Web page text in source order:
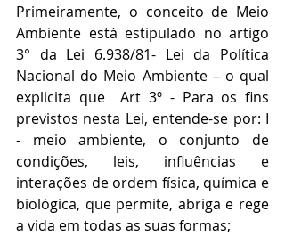
Primeiramente, o conceito de Meio
Ambiente está estipulado no artigo
3° da Lei 6.938/81- Lei da Política
Nacional do Meio Ambiente – o qual
explicita que  Art 3º - Para os fins
previstos nesta Lei, entende-se por: I
- meio ambiente, o conjunto de
condições, leis, influências e
interações de ordem física, química e
biológica, que permite, abriga e rege
a vida em todas as suas formas;